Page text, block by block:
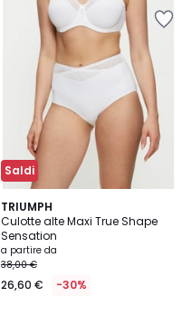
Saldi
TRIUMPH
Culotte alte Maxi True Shape
Sensation
a partire da
38,00 €
26,60 € -30%
4,7
/ 5
3
Colori